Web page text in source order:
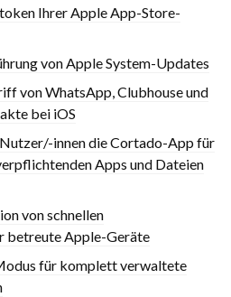
Ihrer Apple App-Store-
von Apple System-Updates
von WhatsApp, Clubhouse und
bei iOS
innen die Cortado-App für
Apps und Dateien
von schnellen
betreute Apple-Geräte
für komplett verwaltete